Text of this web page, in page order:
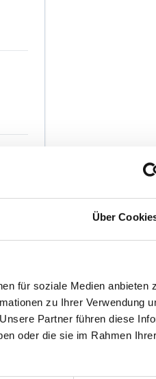
Über
für soziale Medien anbieten
zu Ihrer Verwendung
Partner führen diese
oder die sie im Rahmen